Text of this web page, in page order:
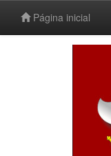
Página inicial